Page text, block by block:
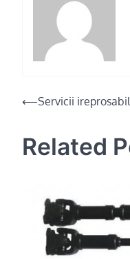
Post
⟵Servicii
Related